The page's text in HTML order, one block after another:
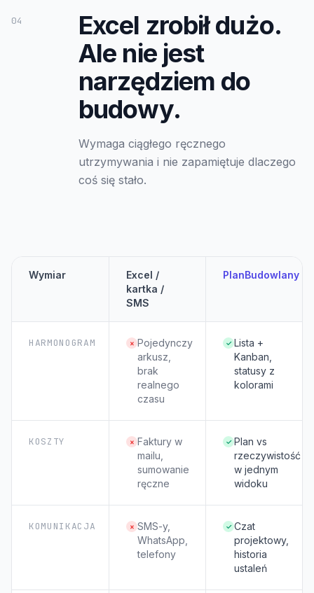
04
Excel zrobił dużo.
Ale nie jest
narzędziem do
budowy.
Wymaga ciągłego ręcznego
utrzymywania i nie zapamiętuje dlaczego
coś się stało.
Wymiar
Excel /
kartka /
SMS
PlanBudowlany
HARMONOGRAM × Pojedynczy
arkusz,
brak
realnego
czasu
✓ Lista +
Kanban,
statusy z
kolorami
KOSZTY × Faktury w
mailu,
sumowanie
ręczne
✓ Plan vs
rzeczywistość
w jednym
widoku
KOMUNIKACJA × SMS-y,
WhatsApp,
telefony
✓ Czat
projektowy,
historia
ustaleń